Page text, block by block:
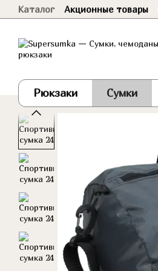
Перейти к основному контенту
Каталог Акционные товары
Рюкзаки Сумки